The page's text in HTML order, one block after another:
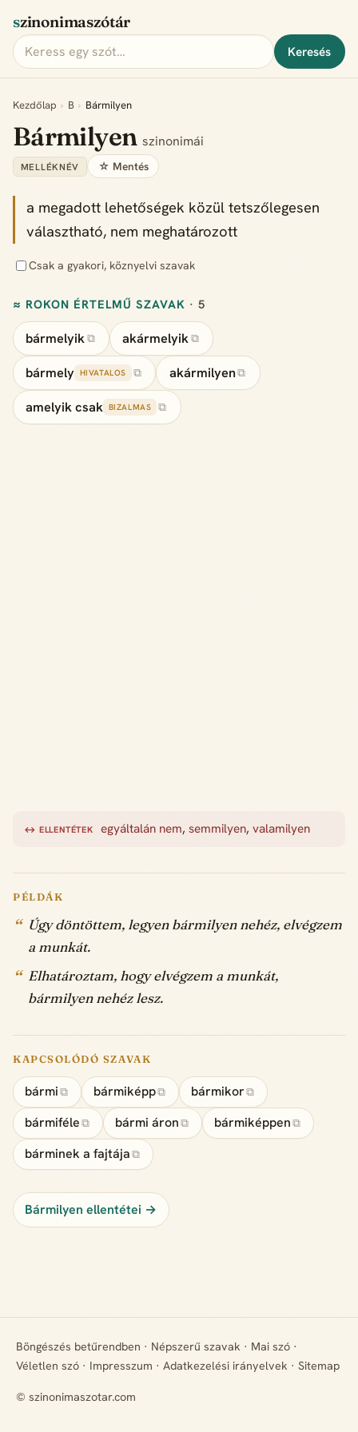
szinonimaszótár
Keresés
Kezdőlap › B › Bármilyen
Bármilyen szinonimái
MELLÉKNÉV ☆ Mentés
a megadott lehetőségek közül tetszőlegesen
választható, nem meghatározott
Csak a gyakori, köznyelvi szavak
≈ ROKON ÉRTELMŰ SZAVAK · 5
bármelyik ⧉ akármelyik ⧉
bármely HIVATALOS ⧉ akármilyen⧉
amelyik csak BIZALMAS ⧉
↔ ELLENTÉTEK egyáltalán nem,semmilyen,valamilyen
PÉLDÁK
Úgy döntöttem, legyen bármilyen nehéz, elvégzem
a munkát.
Elhatároztam, hogy elvégzem a munkát,
bármilyen nehéz lesz.
KAPCSOLÓDÓ SZAVAK
bármi ⧉ bármiképp⧉ bármikor⧉
bármiféle ⧉ bármi áron ⧉ bármiképpen ⧉
bárminek a fajtája ⧉
Bármilyen ellentétei →
Böngészés betűrendben · Népszerű szavak · Mai szó ·
Véletlen szó · Impresszum · Adatkezelési irányelvek · Sitemap
© szinonimaszotar.com